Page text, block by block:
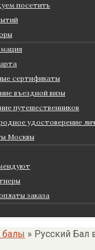
посетить
сертификаты
въездной визы
путешественников
удостоверение
Москвы
заказа
балы » Русский Бал